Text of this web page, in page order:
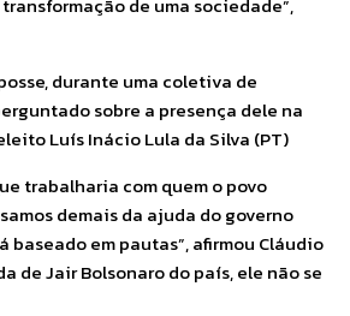
durante uma coletiva de
sobre a presença dele na
Luís Inácio Lula da Silva (PT)
trabalharia com quem o povo
demais da ajuda do governo
baseado em pautas”, afirmou Cláudio
de Jair Bolsonaro do país, ele não se